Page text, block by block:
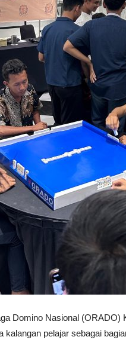
Domino Nasional (ORADO)
pelajar sebagai